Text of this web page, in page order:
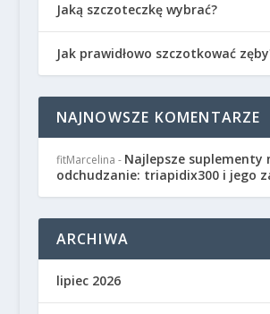
Jaką szczoteczkę wybrać?
Jak prawidłowo szczotkować
NAJNOWSZE KOMENTARZE
fitMarcelina - Najlepsze suplementy
odchudzanie: triapidix300 i jego
ARCHIWA
lipiec 2026